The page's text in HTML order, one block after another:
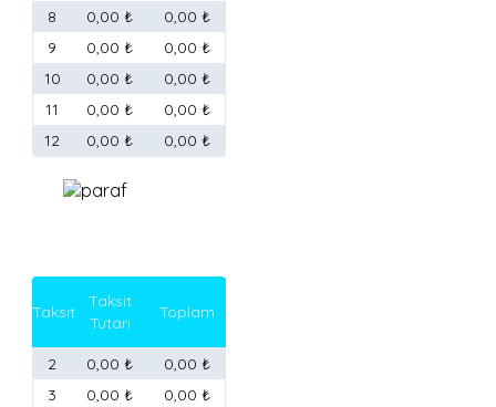
8
0,00 ₺
0,00 ₺
9
0,00 ₺
0,00 ₺
10
0,00 ₺
0,00 ₺
11
0,00 ₺
0,00 ₺
12
0,00 ₺ 0,00 ₺
Taksit
Taksit
Tutarı
Toplam
2 0,00 ₺
0,00 ₺
3
0,00 ₺ 0,00 ₺